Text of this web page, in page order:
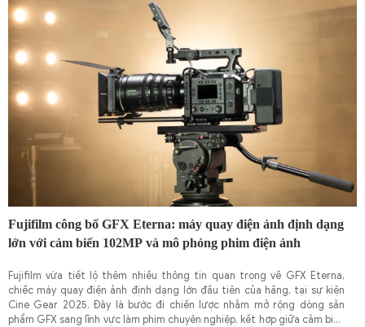
nó trở thành ứng cử viên sáng giá cho danh hiệu "đỉnh cao". Tuy nhiên,
qua lăng kính thực tế, chiếc máy này không chỉ là con số kỹ thuật; nó là
người bạn đồng hành với những ưu điểm vượt trội và những hạn chế
khiến bạn phải cân nhắc. Dựa trên trải nghiệm thực tế từ nhiếp ảnh gia
Dylan Spitz trong chuyến đi qua Canada, chúng ta sẽ khám phá sâu sắc
hơn về lý do tại sao GFX 100S II có thể thay đổi cách bạn chụp ảnh tĩnh,
đồng thời chỉ ra những điểm có thể khiến bạn do dự.
Fujifilm công bố GFX Eterna: máy quay điện ảnh định dạng
lớn với cảm biến 102MP và mô phỏng phim điện ảnh
Fujifilm vừa tiết lộ thêm nhiều thông tin quan trọng về GFX Eterna,
chiếc máy quay điện ảnh định dạng lớn đầu tiên của hãng, tại sự kiện
Cine Gear 2025. Đây là bước đi chiến lược nhằm mở rộng dòng sản
phẩm GFX sang lĩnh vực làm phim chuyên nghiệp, kết hợp giữa cảm biến